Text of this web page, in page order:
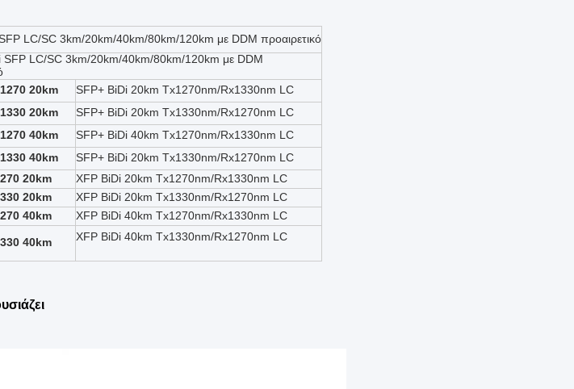
LC/SC 3km/20km/40km/80km/120km με DDM προαιρετικό
SFP LC/SC 3km/20km/40km/80km/120km με DDM
20km
SFP+ BiDi 20km Tx1270nm/Rx1330nm LC
20km
SFP+ BiDi 20km Tx1330nm/Rx1270nm LC
40km
SFP+ BiDi 40km Tx1270nm/Rx1330nm LC
40km
SFP+ BiDi 20km Tx1330nm/Rx1270nm LC
20km
XFP BiDi 20km Tx1270nm/Rx1330nm LC
20km
XFP BiDi 20km Tx1330nm/Rx1270nm LC
40km
XFP BiDi 40km Tx1270nm/Rx1330nm LC
40km XFP BiDi 40km Tx1330nm/Rx1270nm LC